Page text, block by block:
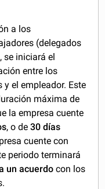
a los
(delegados
se iniciará el
entre los
y el empleador. Este
máxima de
la empresa cuente
, o de30 días
cuente con
periodo terminará
un acuerdo con los